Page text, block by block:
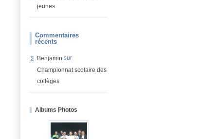
jeunes
Commentaires
récents
Benjamin sur
Championnat scolaire des
collèges
Albums Photos